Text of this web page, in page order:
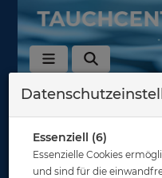
Essenziell (6)
Essenzielle Cookies
und sind für die